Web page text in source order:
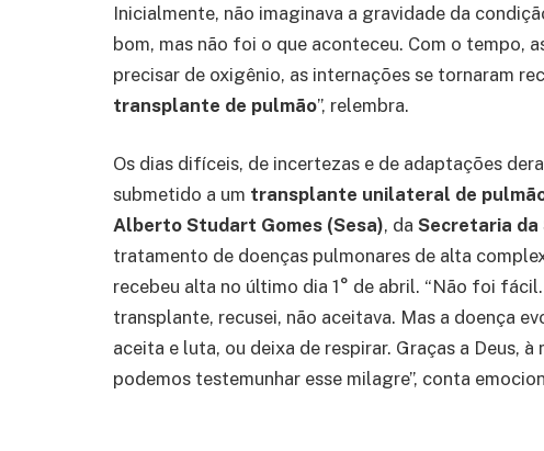
Inicialmente, não imaginava a gravidade da
bom, mas não foi o que aconteceu. Com o tempo,
precisar de oxigênio, as internações se tornaram
transplante de pulmão”, relembra.
Os dias difíceis, de incertezas e de adaptações
submetido a um transplante unilateral de
Alberto Studart Gomes (Sesa), da Secretaria da
tratamento de doenças pulmonares de alta
recebeu alta no último dia 1° de abril. “Não foi
transplante, recusei, não aceitava. Mas a doença
aceita e luta, ou deixa de respirar. Graças a Deus,
podemos testemunhar esse milagre”, conta